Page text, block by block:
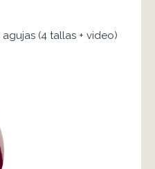
(4 tallas + video)